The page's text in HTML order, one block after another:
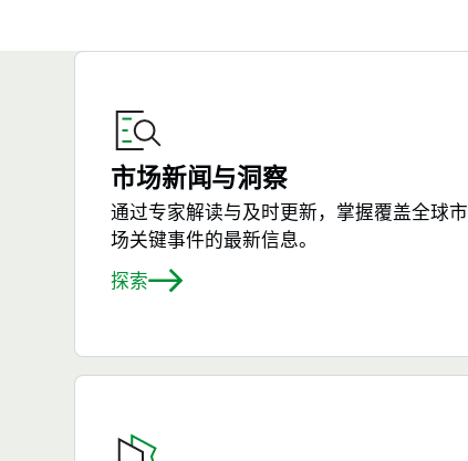
市场新闻与洞察
通过专家解读与及时更新，掌握覆盖全球市
场关键事件的最新信息。
探索